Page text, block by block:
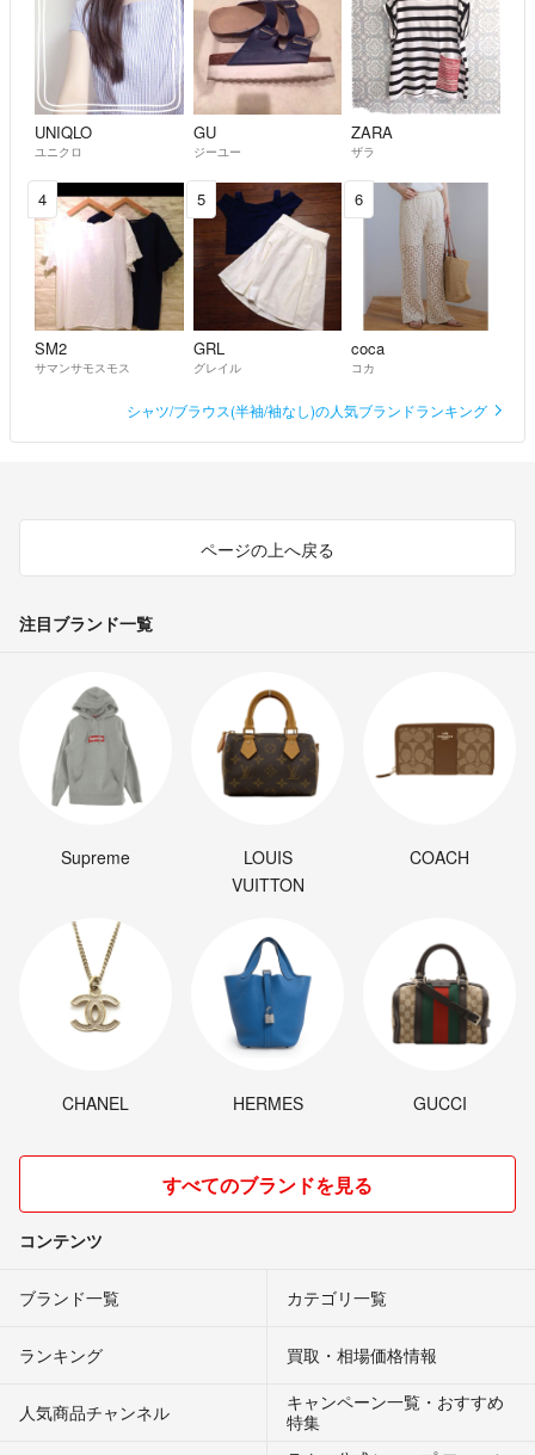
UNIQLO
ユニクロ
GU
ジーユー
ZARA
ザラ
4
SM2
サマンサモスモス
5
GRL
グレイル
6
coca
コカ
シャツ/ブラウス(半袖/袖なし)の人気ブランドランキング
ページの上へ戻る
注目ブランド一覧
Supreme
LOUIS
VUITTON
COACH
CHANEL HERMES GUCCI
すべてのブランドを見る
コンテンツ
ブランド一覧 カテゴリ一覧
ランキング 買取・相場価格情報
人気商品チャンネル
キャンペーン一覧・おすすめ
特集